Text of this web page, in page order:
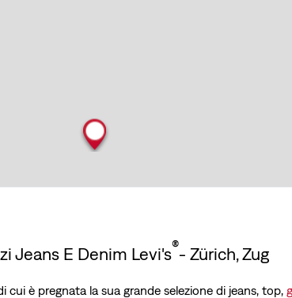
Jeans E Denim Levi's®- Zürich, Zug
è pregnata la sua grande selezione di jeans, top,